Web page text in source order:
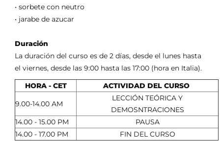
• sorbete con neutro
• jarabe de azucar
Duración
La duración del curso es de 2 días, desde el lunes hasta
el viernes, desde las 9:00 hasta las 17:00 (hora en Italia).
HORA - CET
ACTIVIDAD DEL CURSO
9.00-14.00 AM
LECCIÓN TEÓRICA Y
DEMOSNTRACIONES
14.00 - 15.00 PM
PAUSA
14.00 - 17.00 PM
FIN DEL CURSO